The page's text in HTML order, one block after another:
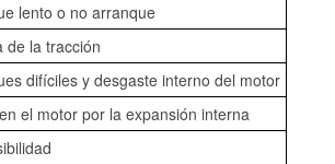
lento o no arranque
de la tracción
difíciles y desgaste interno del motor
el motor por la expansión interna